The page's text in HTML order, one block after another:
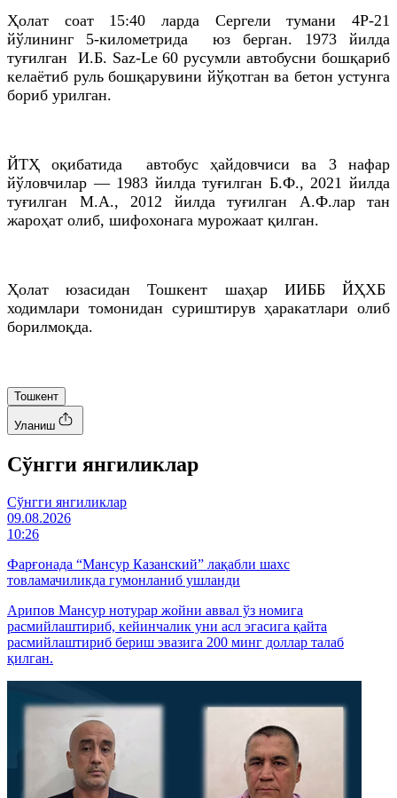
Ҳолат соат 15:40 ларда Сергели тумани 4P-21
йўлининг 5-километрида юз берган. 1973 йилда
туғилган И.Б. Saz-Le 60 русумли автобусни бошқариб
келаётиб руль бошқарувини йўқотган ва бетон устунга
бориб урилган.
ЙТҲ оқибатида автобус ҳайдовчиси ва 3 нафар
йўловчилар — 1983 йилда туғилган Б.Ф., 2021 йилда
туғилган M.A., 2012 йилда туғилган A.Ф.лар тан
жароҳат олиб, шифохонага мурожаат қилган.
Ҳолат юзасидан Тошкент шаҳар ИИББ ЙҲХБ
ходимлари томонидан суриштирув ҳаракатлари олиб
борилмоқда.
Тошкент
Уланиш
Cўнгги янгиликлар
Cўнгги янгиликлар
09.08.2026
10:26
Фарғонада “Мансур Казанский” лақабли шахс
товламачиликда гумонланиб ушланди
Арипов Мансур нотурар жойни аввал ўз номига
расмийлаштириб, кейинчалик уни асл эгасига қайта
расмийлаштириб бериш эвазига 200 минг доллар талаб
қилган.